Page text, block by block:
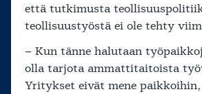
että tutkimusta
teollisuustyöstä ei ole tehty
– Kun tänne halutaan
olla tarjota ammattitaitoista
Yritykset eivät mene